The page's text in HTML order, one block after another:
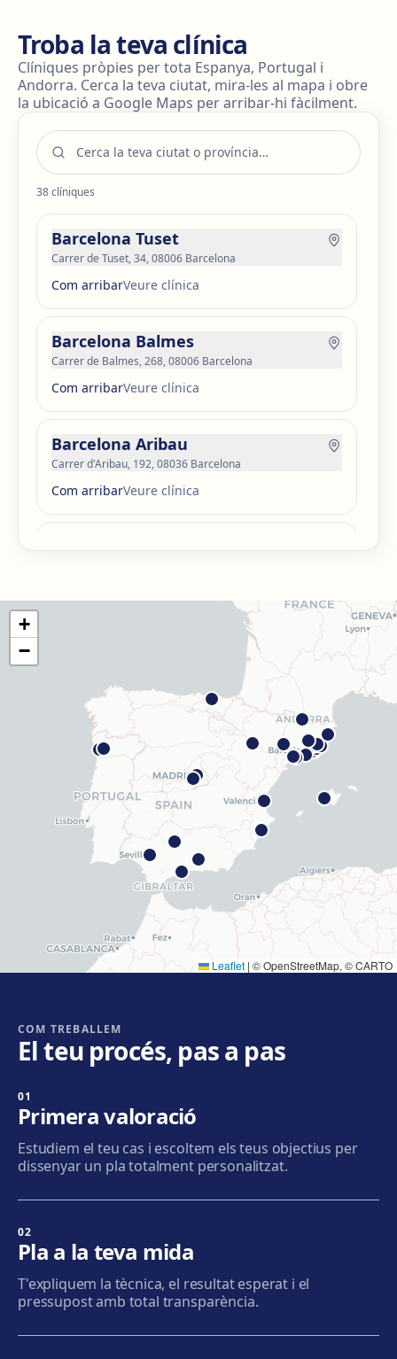
Troba la teva clínica
Clíniques pròpies per tota Espanya, Portugal i
Andorra. Cerca la teva ciutat, mira-les al mapa i obre
la ubicació a Google Maps per arribar-hi fàcilment.
38clíniques
Barcelona Tuset
Carrer de Tuset, 34, 08006 Barcelona
Com arribarVeure clínica
Barcelona Balmes
Carrer de Balmes, 268, 08006 Barcelona
Com arribarVeure clínica
Barcelona Aribau
Carrer d'Aribau, 192, 08036 Barcelona
Com arribarVeure clínica
Barcelona Guinardó
Carrer dels Madrazo, 60-66, Sarrià-Sant Gervasi, 08006
Com arribar Veure clínica
Barcelona Poblenou
Av. Diagonal, 141, Sant Martí, 08018 Barcelona
Com arribar Veure clínica
Hospitalet
Rambla Just Oliveras, 63, 08901 L'Hospitalet de
Veure clínica
Com arribarVeure clínica
Plaça de l'Alcalde Xifré, 14, 08912 Badalona
Com arribar Veure clínica
Sabadell
Com arribarVeure clínica
Terrassa
+
−
Leaflet | © OpenStreetMap, © CARTO
COM TREBALLEM
El teu procés, pas a pas
01
Primera valoració
Estudiem el teu cas i escoltem els teus objectius per
dissenyar un pla totalment personalitzat.
02
Pla a la teva mida
T'expliquem la tècnica, el resultat esperat i el
pressupost amb total transparència.